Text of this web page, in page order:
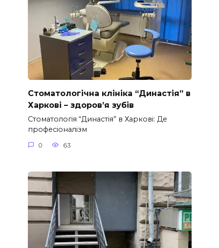
Стоматологічна клініка “Династія” в
Харкові – здоров’я зубів
Стоматологія “Династія” в Харкові: Де
професіоналізм
0 63